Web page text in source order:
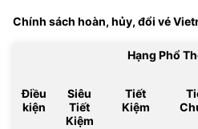
Chính sách hoàn, hủy, đổi vé
Hạng Phổ
Điều
kiện
Siêu
Tiết
Kiệm
Tiết
Kiệm